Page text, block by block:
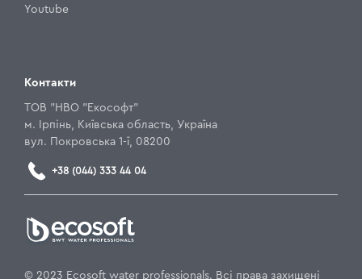
Youtube
Контакти
ТОВ "НВО "Екософт"
м. Ірпінь, Київська область, Україна
вул. Покровська 1-ї, 08200
+38 (044) 333 44 04
© 2023 Ecosoft water professionals. Всі права захищені